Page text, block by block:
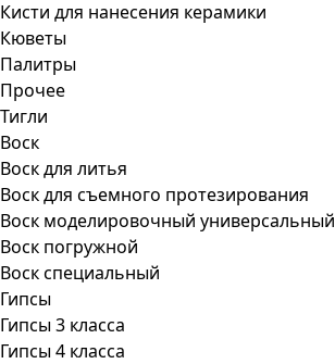
Кисти для нанесения керамики
Кюветы
Палитры
Прочее
Тигли
Воск
Воск для литья
Воск для съемного протезирования
Воск моделировочный универсальный
Воск погружной
Воск специальный
Гипсы
Гипсы 3 класса
Гипсы 4 класса